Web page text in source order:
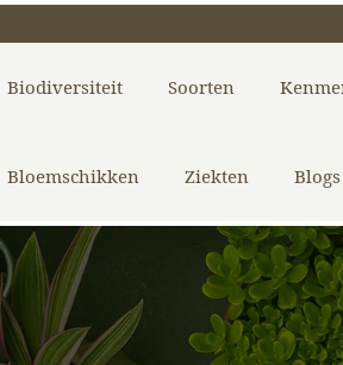
Biodiversiteit Soorten
Bloemschikken Ziekten Blogs